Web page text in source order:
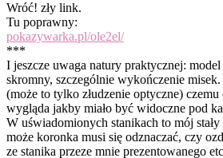
Wróć! zły link.
Tu poprawny:
pokazywarka.pl/ole2el/
***
I jeszcze uwaga natury praktycznej:
skromny, szczególnie wykończenie
(może to tylko złudzenie optyczne)
wygląda jakby miało być widoczne pod
W uświadomionych stanikach to mój
może koronka musi się odznaczać, czy
ze stanika przeze mnie prezentowanego